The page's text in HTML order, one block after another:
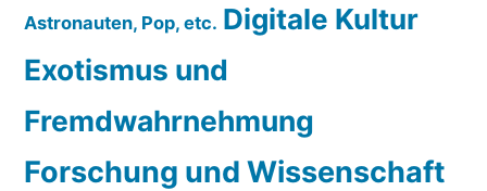
Astronauten, Pop, etc. Digitale Kultur
Exotismus und
Fremdwahrnehmung
Forschung und Wissenschaft